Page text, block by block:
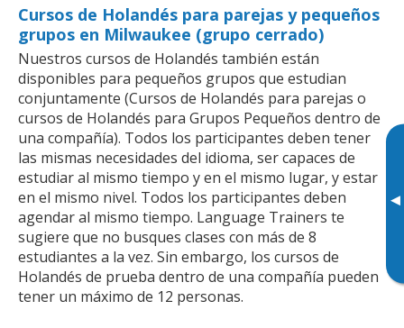
▸
Cursos de Holandés para parejas y pequeños
grupos en Milwaukee (grupo cerrado)
Nuestros cursos de Holandés también están
disponibles para pequeños grupos que estudian
conjuntamente (Cursos de Holandés para parejas o
cursos de Holandés para Grupos Pequeños dentro de
una compañía). Todos los participantes deben tener
las mismas necesidades del idioma, ser capaces de
estudiar al mismo tiempo y en el mismo lugar, y estar
en el mismo nivel. Todos los participantes deben
agendar al mismo tiempo. Language Trainers te
sugiere que no busques clases con más de 8
estudiantes a la vez. Sin embargo, los cursos de
Holandés de prueba dentro de una compañía pueden
tener un máximo de 12 personas.